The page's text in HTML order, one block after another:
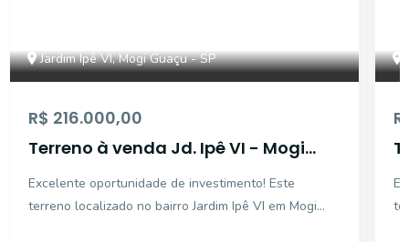
Jardim Ipê VI, Mogi Guaçu - SP
R$ 216.000,00
Terreno à venda Jd. Ipê VI - Mogi
Excelente oportunidade de investimento! Este
terreno localizado no bairro Jardim Ipê VI em Mogi